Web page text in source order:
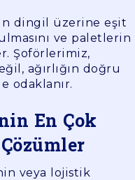
dingil üzerine eşit
ve paletlerin
Şoförlerimiz,
ağırlığın doğru
odaklanır.
En Çok
veya lojistik